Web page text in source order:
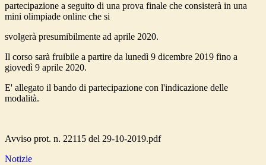
partecipazione a seguito di una prova finale che consisterà in una
mini olimpiade online che si
svolgerà presumibilmente ad aprile 2020.
Il corso sarà fruibile a partire da lunedì 9 dicembre 2019 fino a
giovedì 9 aprile 2020.
E' allegato il bando di partecipazione con l'indicazione delle
modalità.
Avviso prot. n. 22115 del 29-10-2019.pdf
Notizie